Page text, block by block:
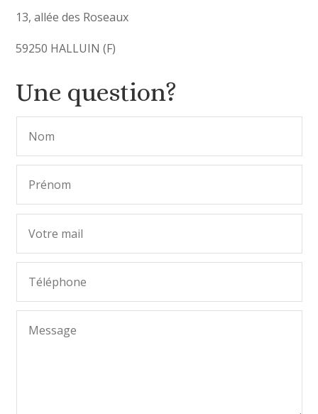
13, allée des Roseaux
59250 HALLUIN (F)
Une question?